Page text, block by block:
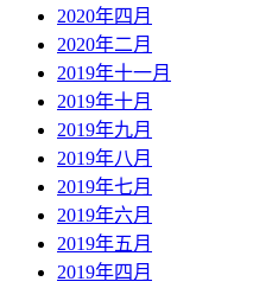
2020年四月
2020年二月
2019年十一月
2019年十月
2019年九月
2019年八月
2019年七月
2019年六月
2019年五月
2019年四月